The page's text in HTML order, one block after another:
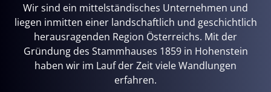
Wir sind ein mittelständisches Unternehmen und
liegen inmitten einer landschaftlich und geschichtlich
herausragenden Region Österreichs. Mit der
Gründung des Stammhauses 1859 in Hohenstein
haben wir im Lauf der Zeit viele Wandlungen
erfahren.